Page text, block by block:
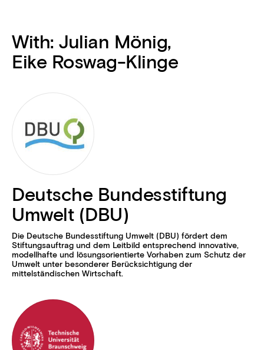
With: Julian Mönig,
Eike Roswag-Klinge
Deutsche Bundesstiftung
Umwelt (DBU)
Die Deutsche Bundesstiftung Umwelt (DBU) fördert dem
Stiftungsauftrag und dem Leitbild entsprechend innovative,
modellhafte und lösungsorientierte Vorhaben zum Schutz der
Umwelt unter besonderer Berücksichtigung der
mittelständischen Wirtschaft.